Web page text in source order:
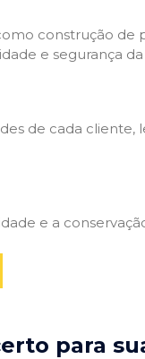
construção de
e segurança da
de cada cliente,
e a
para